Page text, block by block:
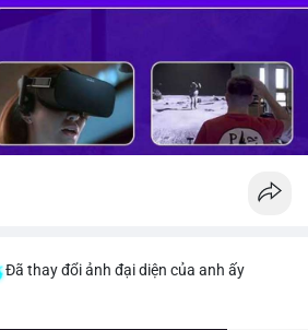
Đã thay đổi ảnh đại diện của anh ấy